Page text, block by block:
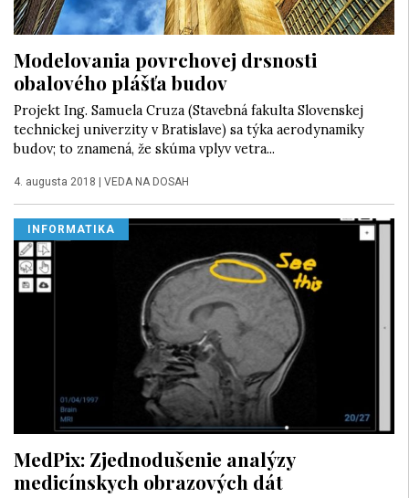
Modelovania povrchovej drsnosti
obalového plášťa budov
Projekt Ing. Samuela Cruza (Stavebná fakulta Slovenskej
technickej univerzity v Bratislave) sa týka aerodynamiky
budov; to znamená, že skúma vplyv vetra...
4. augusta 2018 | VEDA NA DOSAH
INFORMATIKA
MedPix: Zjednodušenie analýzy
medicínskych obrazových dát